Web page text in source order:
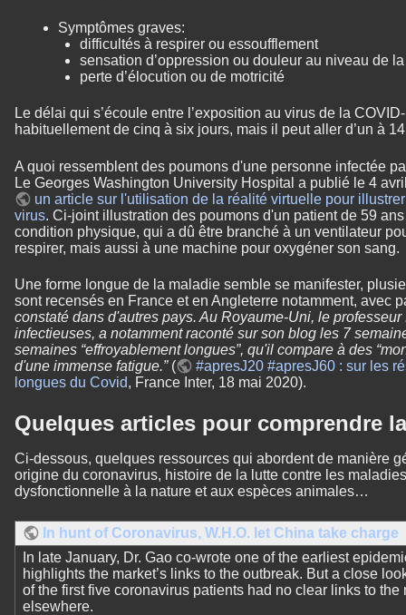
Symptômes graves:
difficultés à respirer ou essoufflement
sensation d’oppression ou douleur au niveau de
perte d’élocution ou de motricité
Le délai qui s’écoule entre l’exposition au virus de la
habituellement de cinq à six jours, mais il peut aller d’un à
A quoi ressemblent des poumons d'une personne infectée
Le Georges Washington University Hospital a publié le 4
un article sur l'utilisation de la réalité virtuelle pour
virus. Ci-joint illustration des poumons d'un patient de 59
condition physique, qui a dû être branché à un ventilateur
respirer, mais aussi à une machine pour oxygéner son sang.
Une forme longue de la maladie semble se manifester,
sont recensés en France et en Angleterre notamment, avec
constaté dans d'autres pays. Au Royaume-Uni, le
infectieuses, a notamment raconté sur son blog les 7
semaines “effroyablement longues”, qu'il compare à des
d'une immense fatigue.”(
#apresJ20 #apresJ60 : sur les
longues du Covid, France Inter, 18 mai 2020).
Quelques articles pour comprendre
Ci-dessous, quelques ressources qui abordent de manière
origine du coronavirus, histoire de la lutte contre les
dysfonctionnelle à la nature et aux espèces animales…
In hunt of Coronavirus, W.H.O. let China take charge
In late January, Dr. Gao co-wrote one of the earliest
highlights the market’s links to the outbreak. But a close
of the first five coronavirus patients had no clear links to
elsewhere.